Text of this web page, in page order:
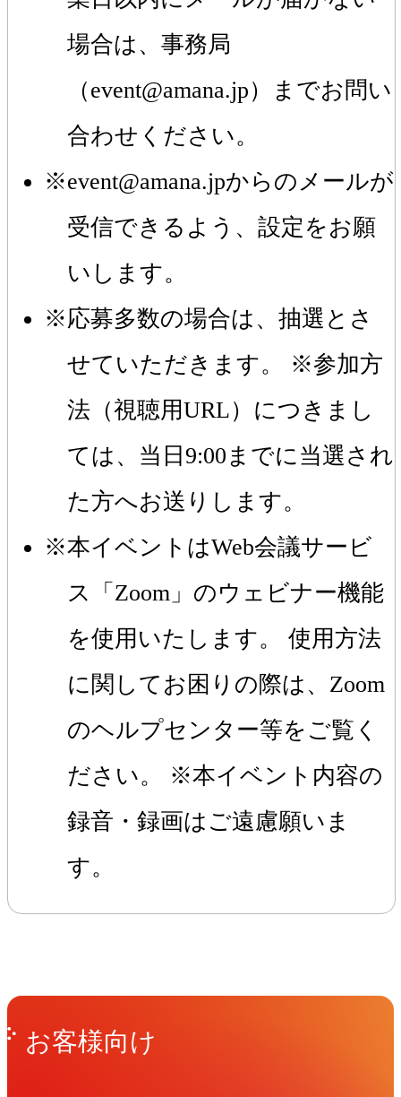
場合は、事務局
（event@amana.jp）までお問い
合わせください。
event@amana.jpからのメールが
受信できるよう、設定をお願
いします。
応募多数の場合は、抽選とさ
せていただきます。 ※参加方
法（視聴用URL）につきまし
ては、当日9:00までに当選され
た方へお送りします。
本イベントはWeb会議サービ
ス「Zoom」のウェビナー機能
を使用いたします。 使用方法
に関してお困りの際は、Zoom
のヘルプセンター等をご覧く
ださい。 ※本イベント内容の
録音・録画はご遠慮願いま
す。
Get in Touchお問い合わせ
お客様向け